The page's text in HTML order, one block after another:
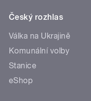
Český rozhlas
Válka na Ukrajině
Komunální volby
Stanice
eShop